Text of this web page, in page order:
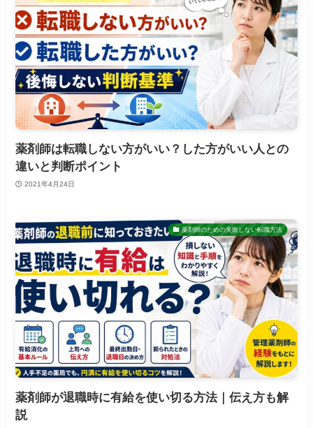
薬剤師は転職しない方がいい？した方がいい人との
違いと判断ポイント
2021年4月24日
薬剤師のための失敗しない転職方法
薬剤師が退職時に有給を使い切る方法｜伝え方も解
説